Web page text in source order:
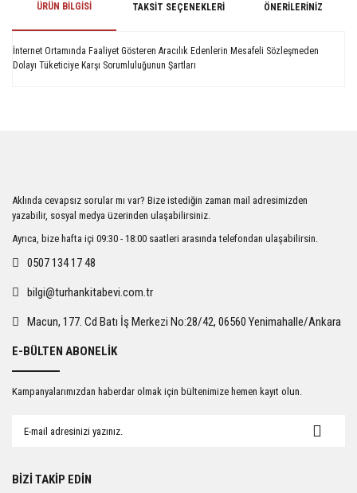
ÜRÜN BILGISI TAKSIT SEÇENEKLERI ÖNERILERINIZ
İnternet Ortamında Faaliyet Gösteren Aracılık Edenlerin Mesafeli Sözleşmeden
Dolayı Tüketiciye Karşı Sorumluluğunun Şartları
Ürün açıklamasında eksik bilgiler bulunuyor.
Ürün bilgilerinde hatalar bulunuyor.
Ürün fiyatı diğer sitelerden daha pahalı.
Gönder
Aklında cevapsız sorular mı var? Bize istediğin zaman mail adresimizden
yazabilir, sosyal medya üzerinden ulaşabilirsiniz.
Ayrıca, bize hafta içi 09:30 - 18:00 saatleri arasında telefondan ulaşabilirsin.
0507 134 17 48
bilgi@turhankitabevi.com.tr
Macun, 177. Cd Batı İş Merkezi No:28/42, 06560 Yenimahalle/Ankara
E-BÜLTEN ABONELİK
Kampanyalarımızdan haberdar olmak için bültenimize hemen kayıt olun.
BİZİ TAKİP EDİN